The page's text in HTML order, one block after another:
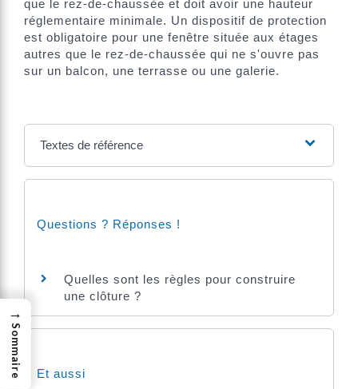
que le rez-de-chaussée et doit avoir une hauteur
réglementaire minimale. Un dispositif de protection
est obligatoire pour une fenêtre située aux étages
autres que le rez-de-chaussée qui ne s'ouvre pas
sur un balcon, une terrasse ou une galerie.
Textes de référence
Questions ? Réponses !
Quelles sont les règles pour construire
une clôture ?
Et aussi
→
Sommaire